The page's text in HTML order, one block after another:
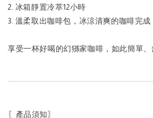
2. 冰箱靜置冷萃12小時
3. 溫柔取出咖啡包，冰涼清爽的咖啡完成
享受一杯好喝的幻猻家咖啡，如此簡單、
〖產品須知〗